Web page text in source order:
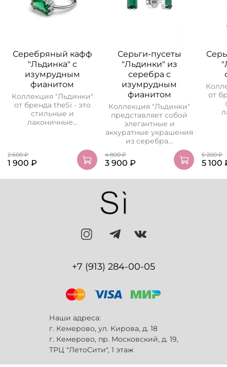
Серебряный кафф
"Льдинка" с
изумрудным
фианитом
Коллекция "Льдинки"
от бренда theSi - это
стильные и
лаконичные...
2 600 ₽
1 900 ₽
Серьги-пусеты
"Льдинки" из
серебра с
изумрудным
фианитом
Коллекция "Льдинки"
представляет собой
элегантные и
аккуратные украшения
из серебра...
4 800 ₽
3 900 ₽
от
6 200 ₽
5 100
+7 (913) 284-00-05
Наши адреса:
г. Кемерово, ул. Кирова, д. 18
г. Кемерово, пр. Московский, д. 19,
ТРЦ "ЛетоСити", 1 этаж